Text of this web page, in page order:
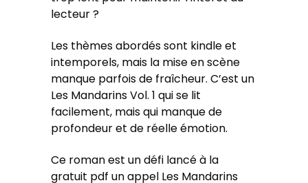
lecteur ?
Les thèmes abordés sont kindle et
intemporels, mais la mise en scène
manque parfois de fraîcheur. C’est un
Les Mandarins Vol. 1 qui se lit
facilement, mais qui manque de
profondeur et de réelle émotion.
Ce roman est un défi lancé à la
gratuit pdf un appel Les Mandarins